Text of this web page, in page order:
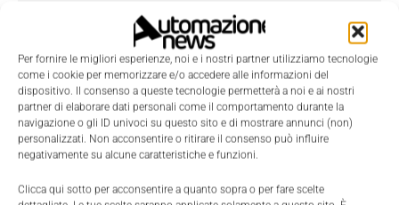
Per fornire le migliori esperienze, noi e i nostri partner utilizziamo tecnologie
come i cookie per memorizzare e/o accedere alle informazioni del
dispositivo. Il consenso a queste tecnologie permetterà a noi e ai nostri
partner di elaborare dati personali come il comportamento durante la
navigazione o gli ID univoci su questo sito e di mostrare annunci (non)
personalizzati. Non acconsentire o ritirare il consenso può influire
negativamente su alcune caratteristiche e funzioni.
Clicca qui sotto per acconsentire a quanto sopra o per fare scelte
Telefono
Oggetto